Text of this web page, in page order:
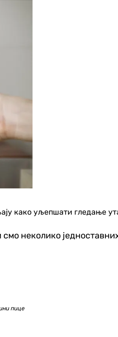
како уљепшати гледање
неколико
пице